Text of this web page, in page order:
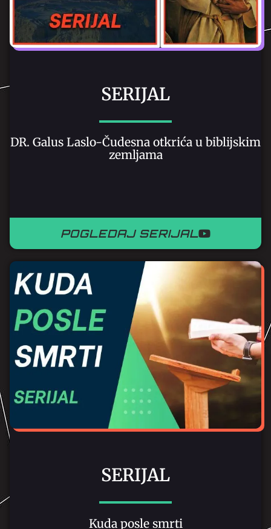
SERIJAL
DR. Galus Laslo-Čudesna otkrića u biblijskim
zemljama
POGLEDAJ SERIJAL
SERIJAL
Kuda posle smrti